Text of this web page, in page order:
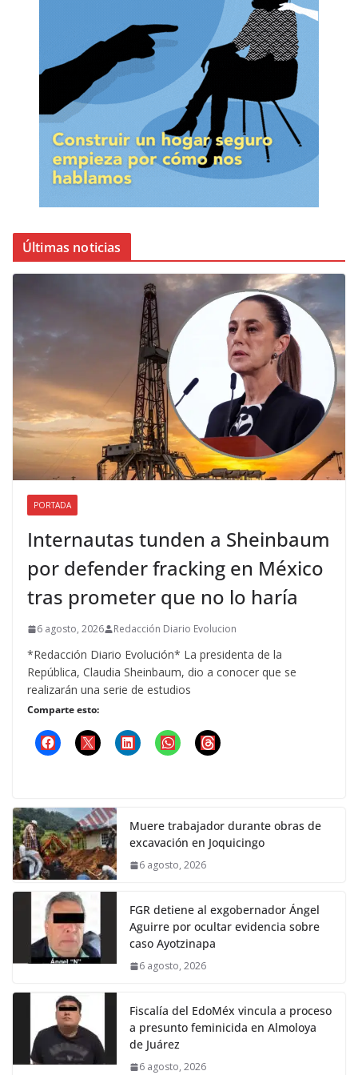
Últimas noticias
PORTADA
Internautas tunden a Sheinbaum
por defender fracking en México
tras prometer que no lo haría
6 agosto, 2026 Redacción Diario Evolucion
*Redacción Diario Evolución* La presidenta de la
República, Claudia Sheinbaum, dio a conocer que se
realizarán una serie de estudios
Comparte esto:
Muere trabajador durante obras de
excavación en Joquicingo
6 agosto, 2026
FGR detiene al exgobernador Ángel
Aguirre por ocultar evidencia sobre
caso Ayotzinapa
6 agosto, 2026
Fiscalía del EdoMéx vincula a proceso
a presunto feminicida en Almoloya
de Juárez
6 agosto, 2026